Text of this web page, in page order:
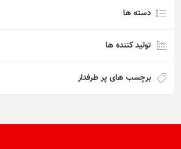
دسته ها
تولید کننده ها
برچسب های پر طرفدار